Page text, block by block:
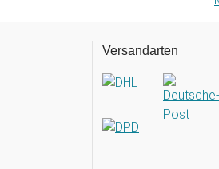
Versandarten